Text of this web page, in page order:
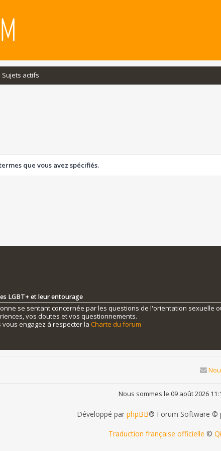
Sujets actifs
que vous avez spécifiés.
LGBT+ et leur entourage
se sentant concernée par les questions de l'orientation sexuelle
vos doutes et vos questionnements.
engagez à respecter la Charte du forum
Nous sommes le 09 août 2026
Développé par phpBB® Forum Software ©
Traduction française officielle ©